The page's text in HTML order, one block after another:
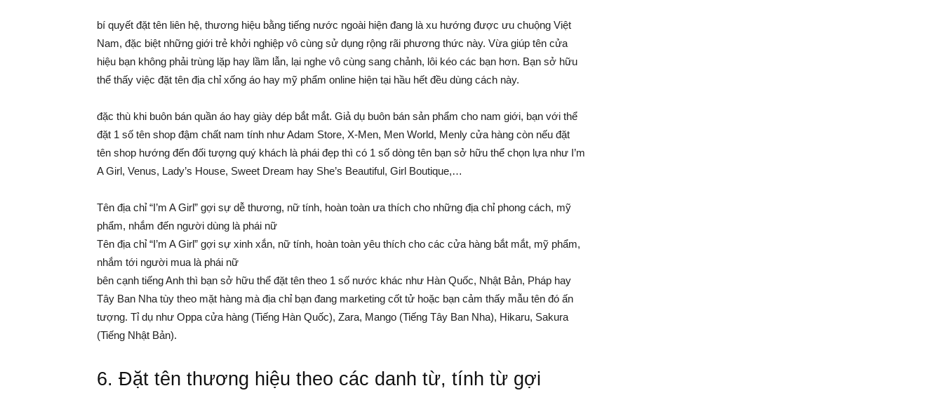
bí quyết đặt tên liên hệ, thương hiệu bằng tiếng nước ngoài hiện đang là xu hướng được ưu chuộng Việt
Nam, đặc biệt những giới trẻ khởi nghiệp vô cùng sử dụng rộng rãi phương thức này. Vừa giúp tên cửa
hiệu bạn không phải trùng lặp hay lầm lẫn, lại nghe vô cùng sang chảnh, lôi kéo các bạn hơn. Bạn sở hữu
thể thấy việc đặt tên địa chỉ xống áo hay mỹ phẩm online hiện tại hầu hết đều dùng cách này.
đặc thù khi buôn bán quần áo hay giày dép bắt mắt. Giả dụ buôn bán sản phẩm cho nam giới, bạn với thể
đặt 1 số tên shop đậm chất nam tính như Adam Store, X-Men, Men World, Menly cửa hàng còn nếu đặt
tên shop hướng đến đối tượng quý khách là phái đẹp thì có 1 số dòng tên bạn sở hữu thể chọn lựa như I’m
A Girl, Venus, Lady’s House, Sweet Dream hay She’s Beautiful, Girl Boutique,…
Tên địa chỉ “I’m A Girl” gợi sự dễ thương, nữ tính, hoàn toàn ưa thích cho những địa chỉ phong cách, mỹ
phẩm, nhắm đến người dùng là phái nữ
Tên địa chỉ “I’m A Girl” gợi sự xinh xắn, nữ tính, hoàn toàn yêu thích cho các cửa hàng bắt mắt, mỹ phẩm,
nhắm tới người mua là phái nữ
bên cạnh tiếng Anh thì bạn sở hữu thể đặt tên theo 1 số nước khác như Hàn Quốc, Nhật Bản, Pháp hay
Tây Ban Nha tùy theo mặt hàng mà địa chỉ bạn đang marketing cốt tử hoặc bạn cảm thấy mẫu tên đó ấn
tượng. Tỉ dụ như Oppa cửa hàng (Tiếng Hàn Quốc), Zara, Mango (Tiếng Tây Ban Nha), Hikaru, Sakura
(Tiếng Nhật Bản).
6. Đặt tên thương hiệu theo các danh từ, tính từ gợi